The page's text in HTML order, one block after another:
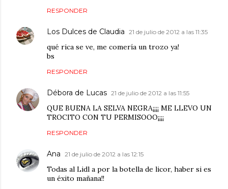
RESPONDER
Los Dulces de Claudia 21 de julio de 2012 a las 11:35
qué rica se ve, me comería un trozo ya!
bs
RESPONDER
Débora de Lucas 21 de julio de 2012 a las 11:55
QUE BUENA LA SELVA NEGRA¡¡¡¡ ME LLEVO UN
TROCITO CON TU PERMISOOO¡¡¡¡
RESPONDER
Ana 21 de julio de 2012 a las 12:15
Todas al Lidl a por la botella de licor, haber si es
un éxito mañana!!